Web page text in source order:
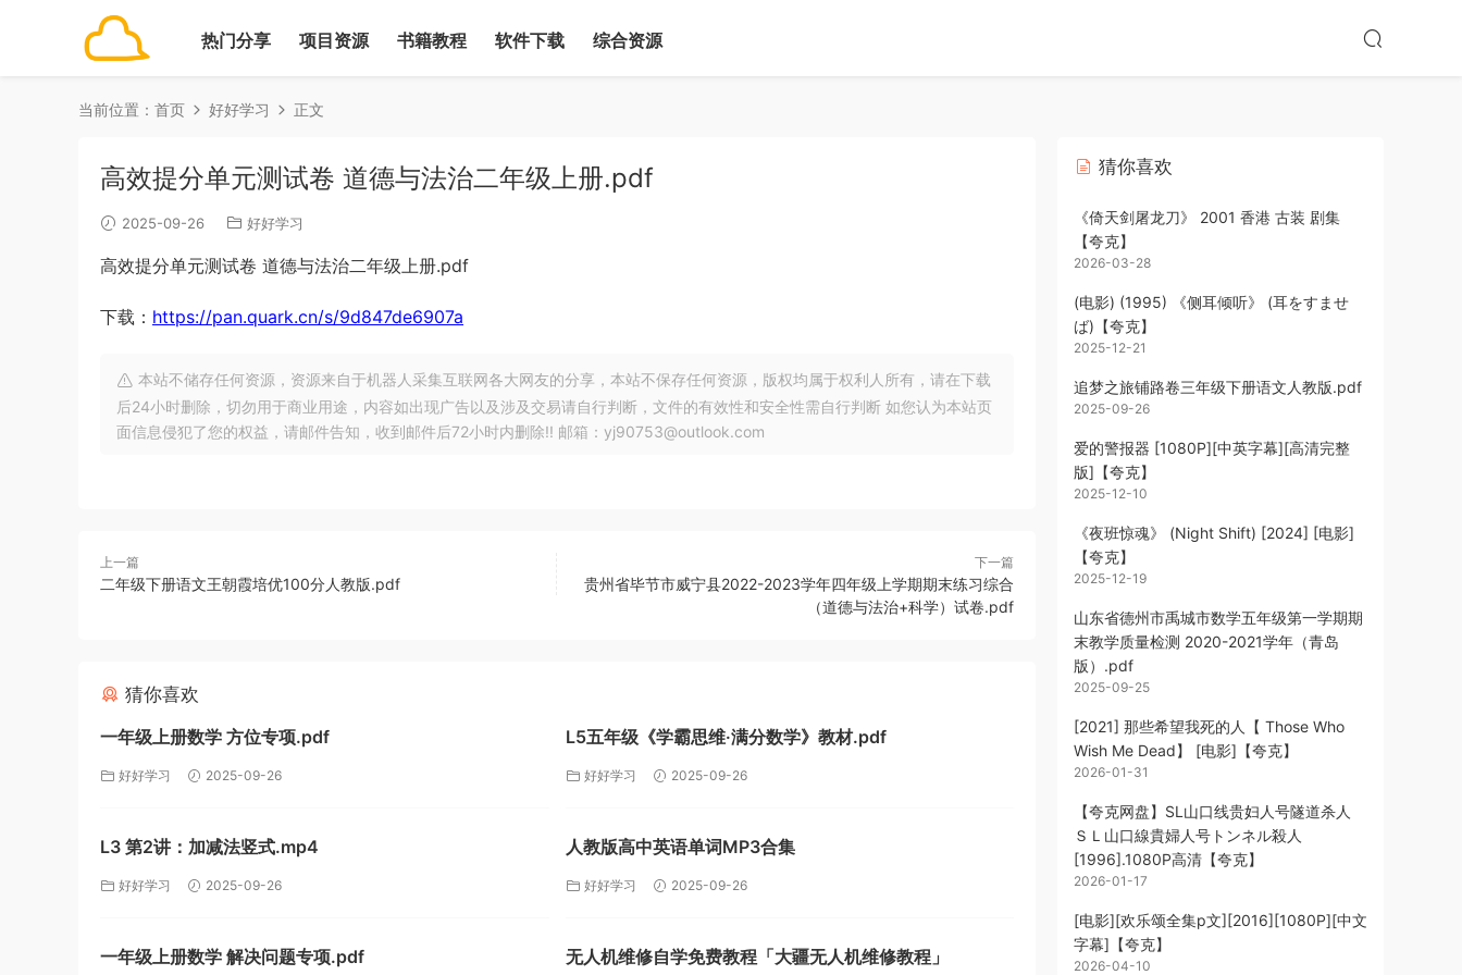
热门分享 项目资源 书籍教程 软件下载 综合资源
当前位置： 首页 好好学习 正文
高效提分单元测试卷 道德与法治二年级上册.pdf
2025-09-26 好好学习
高效提分单元测试卷 道德与法治二年级上册.pdf
下载： https://pan.quark.cn/s/9d847de6907a
本站不储存任何资源，资源来自于机器人采集互联网各大网友的分享，本站不保存任何资源，版权均属于权利人所有，请在下载
后24小时删除，切勿用于商业用途，内容如出现广告以及涉及交易请自行判断，文件的有效性和安全性需自行判断 如您认为本站页
面信息侵犯了您的权益，请邮件告知，收到邮件后72小时内删除!! 邮箱：yj90753@outlook.com
上一篇
二年级下册语文王朝霞培优100分人教版.pdf
下一篇
贵州省毕节市威宁县2022-2023学年四年级上学期期末练习综合
（道德与法治+科学）试卷.pdf
猜你喜欢
一年级上册数学 方位专项.pdf
好好学习 2025-09-26
L5五年级《学霸思维·满分数学》教材.pdf
好好学习 2025-09-26
L3 第2讲：加减法竖式.mp4
好好学习 2025-09-26
人教版高中英语单词MP3合集
好好学习 2025-09-26
一年级上册数学 解决问题专项.pdf 无人机维修自学免费教程「大疆无人机维修教程」
猜你喜欢
《倚天剑屠龙刀》 2001 香港 古装 剧集
【夸克】
2026-03-28
(电影) (1995) 《侧耳倾听》 (耳をすませ
ば)【夸克】
2025-12-21
追梦之旅铺路卷三年级下册语文人教版.pdf
2025-09-26
爱的警报器 [1080P][中英字幕][高清完整
版]【夸克】
2025-12-10
《夜班惊魂》 (Night Shift) [2024] [电影]
【夸克】
2025-12-19
山东省德州市禹城市数学五年级第一学期期
末教学质量检测 2020-2021学年（青岛
版）.pdf
2025-09-25
[2021] 那些希望我死的人【 Those Who
Wish Me Dead】 [电影]【夸克】
2026-01-31
【夸克网盘】SL山口线贵妇人号隧道杀人
ＳＬ山口線貴婦人号トンネル殺人
[1996].1080P高清【夸克】
2026-01-17
[电影][欢乐颂全集p文][2016][1080P][中文
字幕]【夸克】
2026-04-10